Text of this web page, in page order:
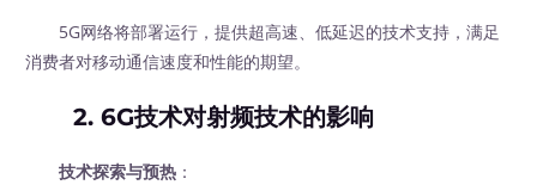
5G网络将部署运行，提供超高速、低延迟的技术支持，满足
消费者对移动通信速度和性能的期望。
2. 6G技术对射频技术的影响
技术探索与预热 ：